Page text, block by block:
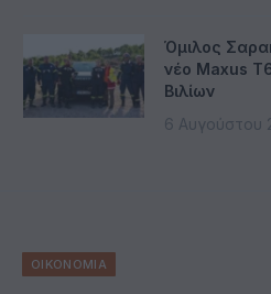
Όμιλος
νέο Maxus
Βιλίων
6 Αυγούστου
ΟΙΚΟΝΟΜΙΑ